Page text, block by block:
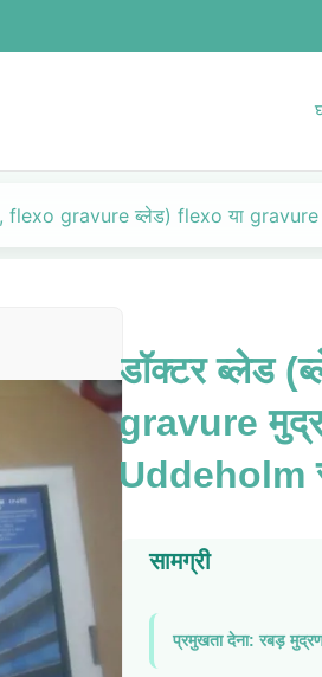
flexo gravure ब्लेड) flexo या
डॉक्टर ब्लेड
gravure
Uddeholm
सामग्री
प्रमुखता देना: रबड़